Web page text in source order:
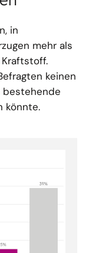
in
mehr als
keinen
bestehende
könnte.